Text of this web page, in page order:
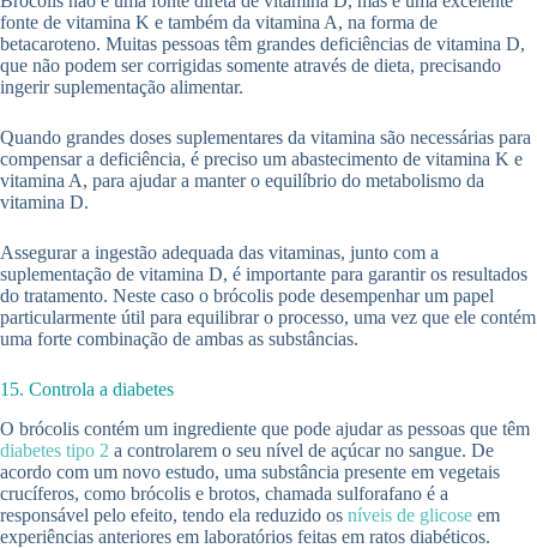
fonte de vitamina K e também da vitamina A, na forma de
betacaroteno. Muitas pessoas têm grandes deficiências de vitamina D,
que não podem ser corrigidas somente através de dieta, precisando
ingerir suplementação alimentar.
Quando grandes doses suplementares da vitamina são necessárias para
compensar a deficiência, é preciso um abastecimento de vitamina K e
vitamina A, para ajudar a manter o equilíbrio do metabolismo da
vitamina D.
Assegurar a ingestão adequada das vitaminas, junto com a
suplementação de vitamina D, é importante para garantir os resultados
do tratamento. Neste caso o brócolis pode desempenhar um papel
particularmente útil para equilibrar o processo, uma vez que ele contém
uma forte combinação de ambas as substâncias.
15. Controla a diabetes
O brócolis contém um ingrediente que pode ajudar as pessoas que têm
diabetes tipo 2 a controlarem o seu nível de açúcar no sangue. De
acordo com um novo estudo, uma substância presente em vegetais
crucíferos, como brócolis e brotos, chamada sulforafano é a
responsável pelo efeito, tendo ela reduzido os níveis de glicose em
experiências anteriores em laboratórios feitas em ratos diabéticos.